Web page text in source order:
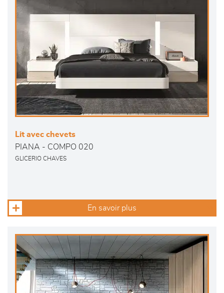
Lit avec chevets
PIANA - COMPO 020
GLICERIO CHAVES
En savoir plus